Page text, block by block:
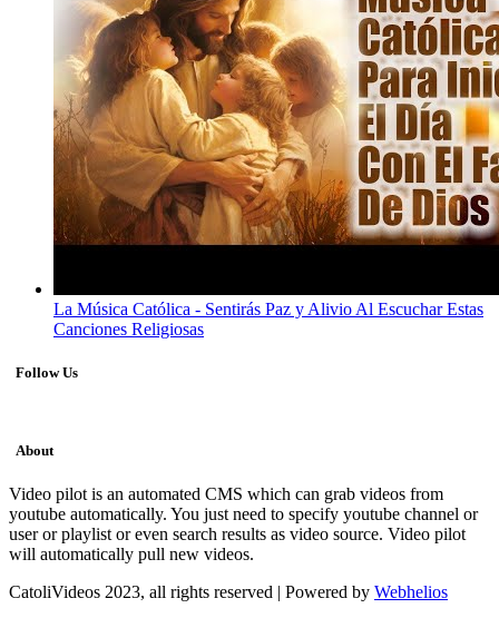
La Música Católica - Sentirás Paz y Alivio Al Escuchar Estas
Canciones Religiosas
Follow Us
About
Video pilot is an automated CMS which can grab videos from
youtube automatically. You just need to specify youtube channel or
user or playlist or even search results as video source. Video pilot
will automatically pull new videos.
CatoliVideos 2023, all rights reserved | Powered by Webhelios